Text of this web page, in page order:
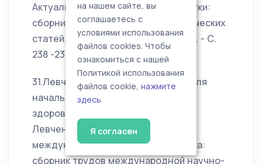
Актуальные вопросы вузовской науки:
сборник научных и научно-методических
статей. - Самара: изд-во СИУ, 2004. - С.
238 -239.
31.Левченко, В.В. Подготовка учителя
начальных классов в контексте
здоровьесбережения [Текст] /В.В.
Левченко //Здоровое поколение -
международные ориентиры XXI века:
сборник трудов международной научно-
на нашем сайте, вы
соглашаетесь с
условиями использования
файлов cookies. Чтобы
ознакомиться с нашей
Политикой использования
файлов cookie, нажмите
здесь
Я согласен